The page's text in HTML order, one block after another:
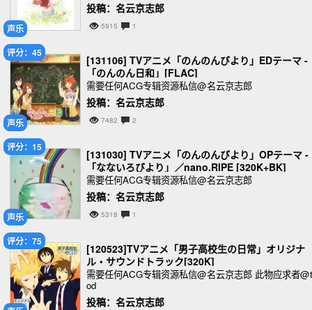
声乐
投稿：名云京志郎
5915 1
声乐
评分：45
[131106] TVアニメ「のんのんびより」EDテーマ -
「のんのん日和」[FLAC]
需要任何ACG专辑资源私信@名云京志郎
投稿：名云京志郎
7482 2
声乐
评分：15
[131030] TVアニメ「のんのんびより」OPテーマ -
「なないろびより」／nano.RIPE [320K+BK]
需要任何ACG专辑资源私信@名云京志郎
投稿：名云京志郎
5318 1
评分：75
[120523]TVアニメ「男子高校生の日常」オリジナ
ル・サウンドトラック[320K]
需要任何ACG专辑资源私信@名云京志郎 此物应求者
od
投稿：名云京志郎